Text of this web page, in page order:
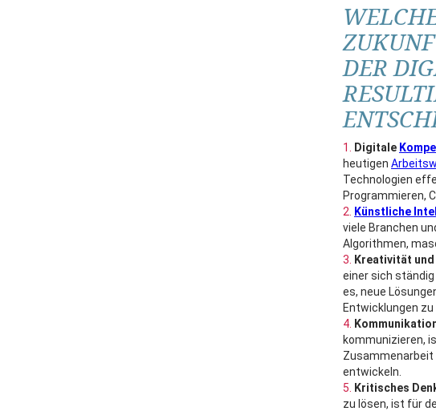
DER
Digitale
heutigen
Technologien
Programmieren,
Künstliche
viele Branchen
Algorithmen,
Kreativität
einer sich
es, neue
Entwicklungen zu
kommunizieren,
entwickeln.
Kritisches
zu lösen, ist für